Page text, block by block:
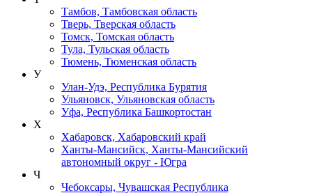
Тамбов, Тамбовская область
Тверь, Тверская область
Томск, Томская область
Тула, Тульская область
Тюмень, Тюменская область
У
Улан-Удэ, Республика Бурятия
Ульяновск, Ульяновская область
Уфа, Республика Башкортостан
Х
Хабаровск, Хабаровский край
Ханты-Мансийск, Ханты-Мансийский
автономный округ - Югра
Ч
Чебоксары, Чувашская Республика